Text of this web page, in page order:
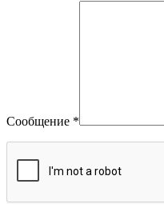
Сообщение *